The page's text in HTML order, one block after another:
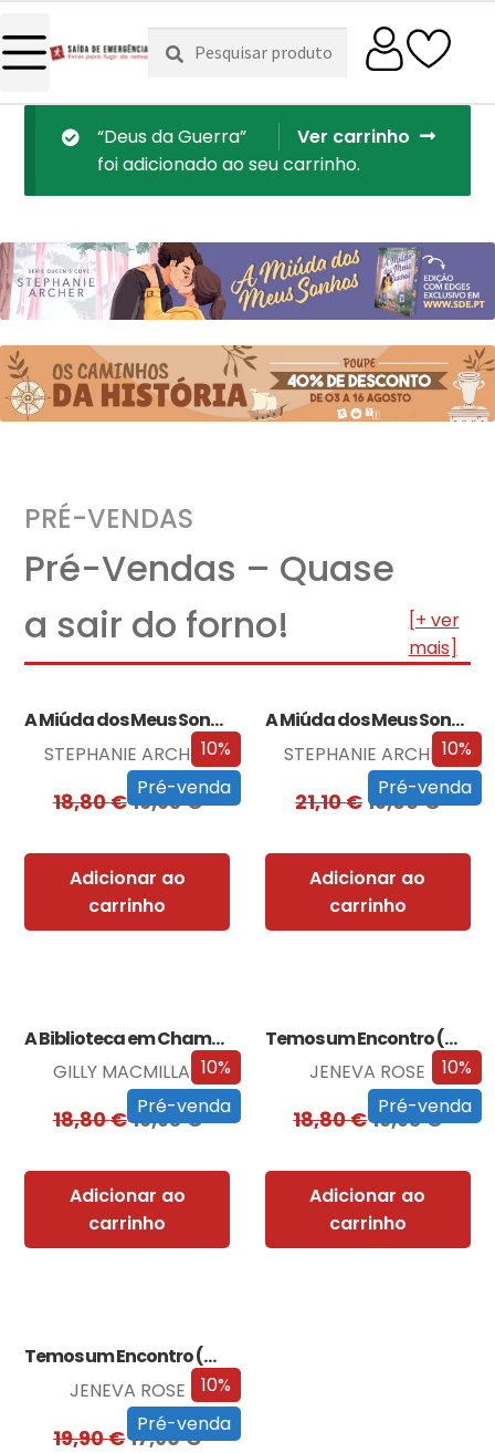
Pesquisar
por:
Pesquisa
Ver carrinho
“Deus da Guerra”
foi adicionado ao seu carrinho.
PRÉ-VENDAS
Pré-Vendas – Quase
a sair do forno!
[+ ver
mais]
10%
Pré-venda
A Miúda dos Meus Sonhos
STEPHANIE ARCHER
18,80€16,93€
Adicionar ao
carrinho
10%
Pré-venda
A Miúda dos Meus Sonhos – Edição…
STEPHANIE ARCHER
21,10€19,00€
Adicionar ao
carrinho
10%
Pré-venda
A Biblioteca em Chamas
GILLY MACMILLAN
18,80€16,93€
Adicionar ao
carrinho
10%
Pré-venda
Temos um Encontro (Outra Vez)
JENEVA ROSE
18,80€16,93€
Adicionar ao
carrinho
10%
Pré-venda
Temos um Encontro (Outra Vez) – Edição…
JENEVA ROSE
19,90€17,90€